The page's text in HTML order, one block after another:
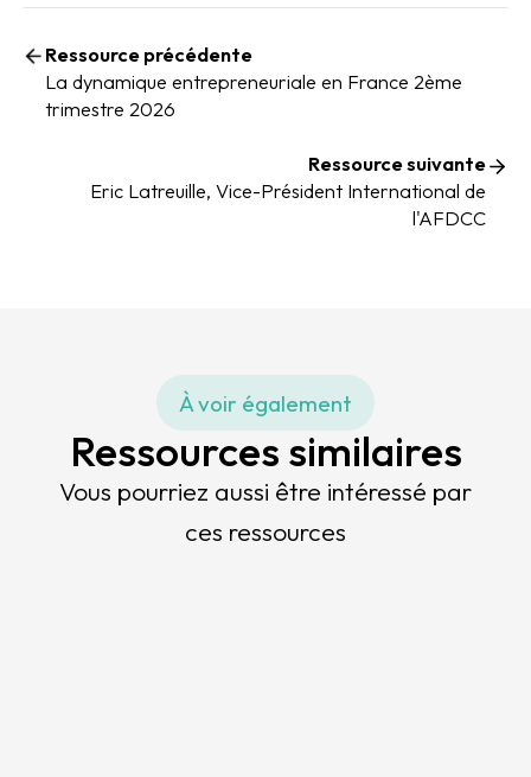
Ressource précédente
La dynamique entrepreneuriale en France 2ème
trimestre 2026
Ressource suivante
Eric Latreuille, Vice-Président International de
l'AFDCC
À voir également
Ressources similaires
Vous pourriez aussi être intéressé par
ces ressources